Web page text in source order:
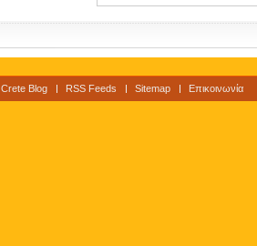
Crete Blog RSS Feeds Sitemap Επικοινωνία